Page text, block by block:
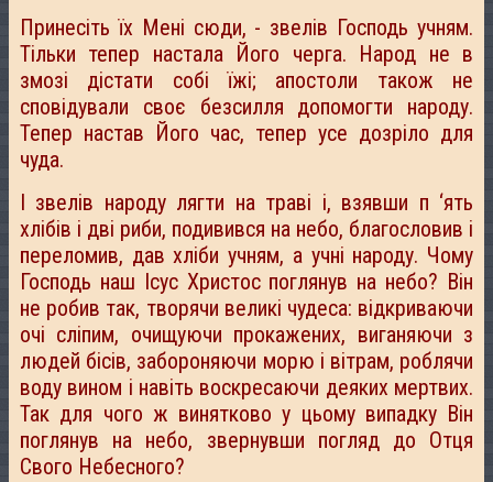
Принесіть їх Мені сюди, - звелів Господь учням.
Тільки тепер настала Його черга. Народ не в
змозі дістати собі їжі; апостоли також не
сповідували своє безсилля допомогти народу.
Тепер настав Його час, тепер усе дозріло для
чуда.
І звелів народу лягти на траві і, взявши п ‘ять
хлібів і дві риби, подивився на небо, благословив і
переломив, дав хліби учням, а учні народу. Чому
Господь наш Ісус Христос поглянув на небо? Він
не робив так, творячи великі чудеса: відкриваючи
очі сліпим, очищуючи прокажених, виганяючи з
людей бісів, забороняючи морю і вітрам, роблячи
воду вином і навіть воскресаючи деяких мертвих.
Так для чого ж винятково у цьому випадку Він
поглянув на небо, звернувши погляд до Отця
Свого Небесного?